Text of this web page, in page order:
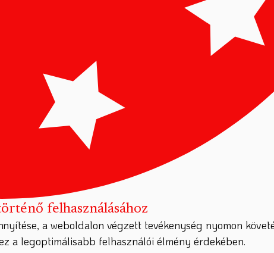
felhasználásához
a weboldalon végzett tevékenység nyomon
a legoptimálisabb felhasználói élmény érdekében.